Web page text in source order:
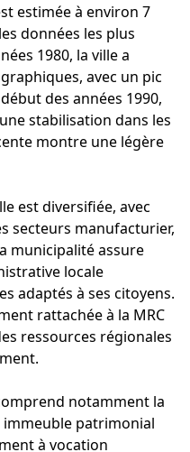
estimée à environ 7
données les plus
1980, la ville a
avec un pic
des années 1990,
stabilisation dans les
montre une légère
est diversifiée, avec
secteurs manufacturier,
municipalité assure
locale
adaptés à ses citoyens.
rattachée à la MRC
ressources régionales
notamment la
immeuble patrimonial
à vocation